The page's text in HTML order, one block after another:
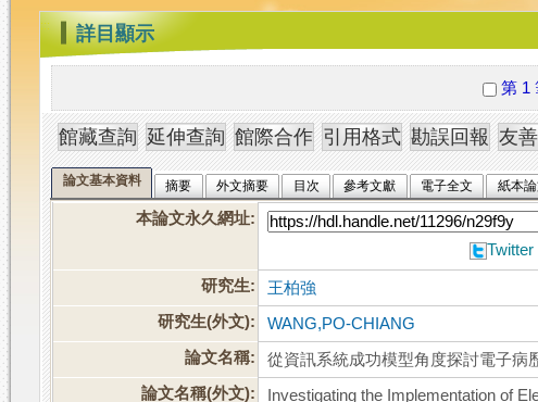
值
系
統
::: 詳目顯示
第 1
論文基本資料 摘要 外文摘要 目次 參考文獻 電子全文 紙本
本論文永久網址:
Twitter
研究生:
王柏強
研究生(外文):
WANG,PO-CHIANG
論文名稱:
從資訊系統成功模型角度探討電子病
論文名稱(外文):
Investigating the Implementation of